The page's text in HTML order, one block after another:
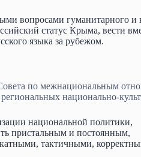
вопросами гуманитарного и
статус Крыма, вести
языка за рубежом.
по межнациональным
национально-
национальной политики,
пристальным и постоянным,
тактичными,